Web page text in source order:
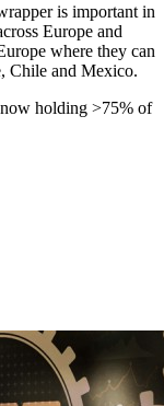
is important in
Europe and
where they can
Chile and Mexico.
holding >75% of